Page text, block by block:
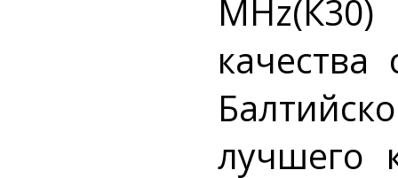
лучшего